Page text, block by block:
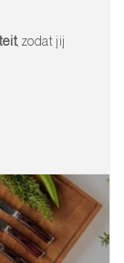
, zodat jij